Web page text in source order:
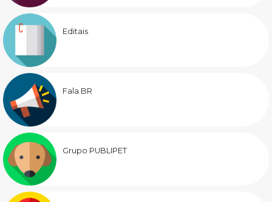
Editais
Fala.BR
Grupo PUBLIPET